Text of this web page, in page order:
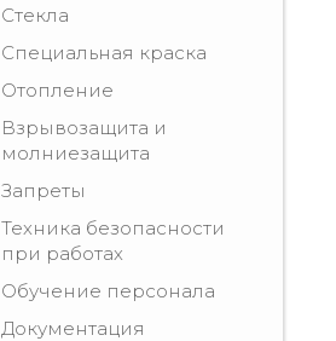
Стекла
Специальная краска
Отопление
Взрывозащита и
молниезащита
Запреты
Техника безопасности
при работах
Обучение персонала
Документация